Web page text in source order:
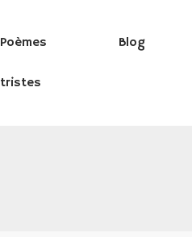
Poèmes
tristes
Blog